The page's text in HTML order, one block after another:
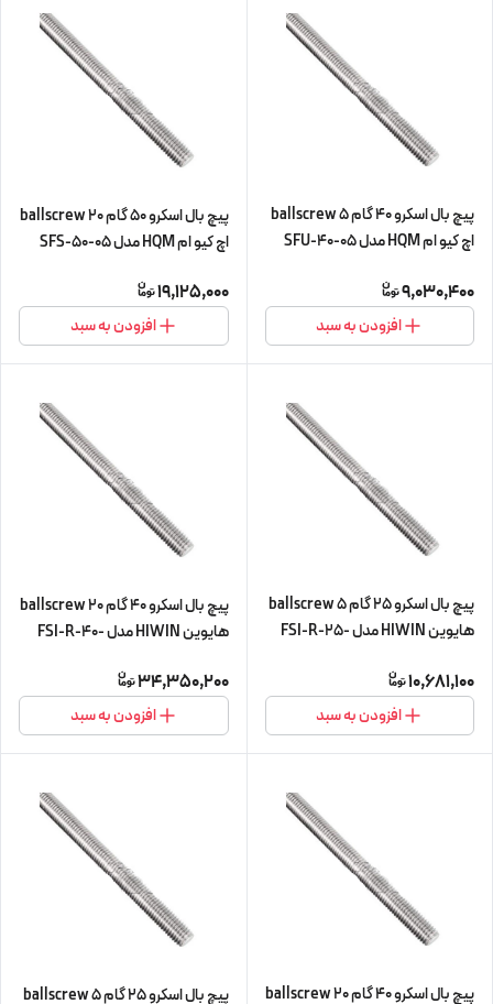
پیچ بال اسکرو 40 گام 5 ballscrew
اچ کیو ام HQM مدل SFU-40-05
سی) (اورجینال وارداتی)
9,030,400
افزودن به سبد
پیچ بال اسکرو 50 گام 20 ballscrew
اچ کیو ام HQM مدل SFS-50-05
19,125,000
افزودن به سبد
پیچ بال اسکرو 25 گام 5 ballscrew
هایوین HIWIN مدل FSI-R-25-
سی)
10,681,100
افزودن به سبد
پیچ بال اسکرو 40 گام 20 ballscrew
هایوین HIWIN مدل FSI-R-40-
سی)
34,350,200
افزودن به سبد
پیچ بال اسکرو 40 گام 20 ballscrew پیچ بال اسکرو 25 گام 5 ballscrew